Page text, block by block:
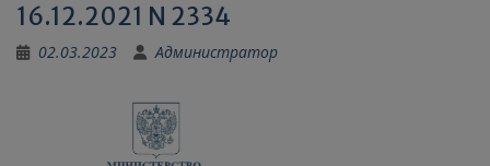
16.12.2021 N 2334
02.03.2023 Администратор